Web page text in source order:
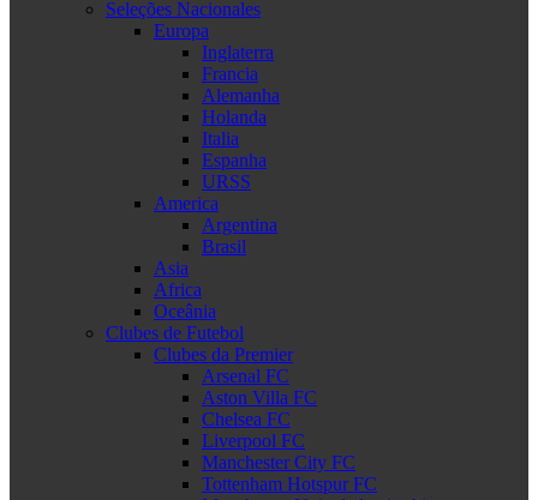
Seleções Nacionales
Europa
Inglaterra
Francia
Alemanha
Holanda
Italia
Espanha
URSS
America
Argentina
Brasil
Asia
Africa
Oceânia
Clubes de Futebol
Clubes da Premier
Arsenal FC
Aston Villa FC
Chelsea FC
Liverpool FC
Manchester City FC
Tottenham Hotspur FC